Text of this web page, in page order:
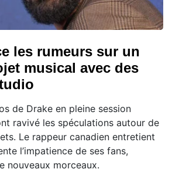
les rumeurs sur un
musical avec des
de Drake en pleine session
ravivé les spéculations autour de
Le rappeur canadien entretient
l’impatience de ses fans,
nouveaux morceaux.